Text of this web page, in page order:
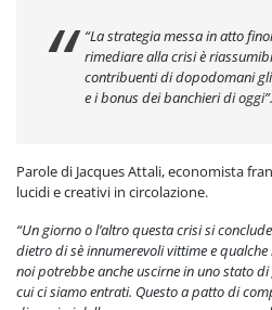
“La strategia messa in atto
rimediare alla crisi è
contribuenti di dopodomani
e i bonus dei banchieri di oggi”.
Parole di Jacques Attali, economista
lucidi e creativi in circolazione.
“Un giorno o l’altro questa crisi si
dietro di sè innumerevoli vittime e
noi potrebbe anche uscirne in uno stato
cui ci siamo entrati. Questo a patto di